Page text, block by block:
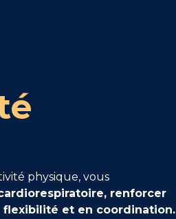
physique, vous
renforcer
et en coordination.